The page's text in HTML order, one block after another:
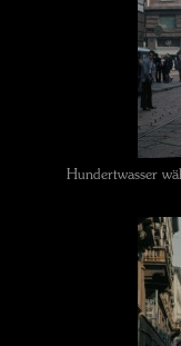
Hundertwasser